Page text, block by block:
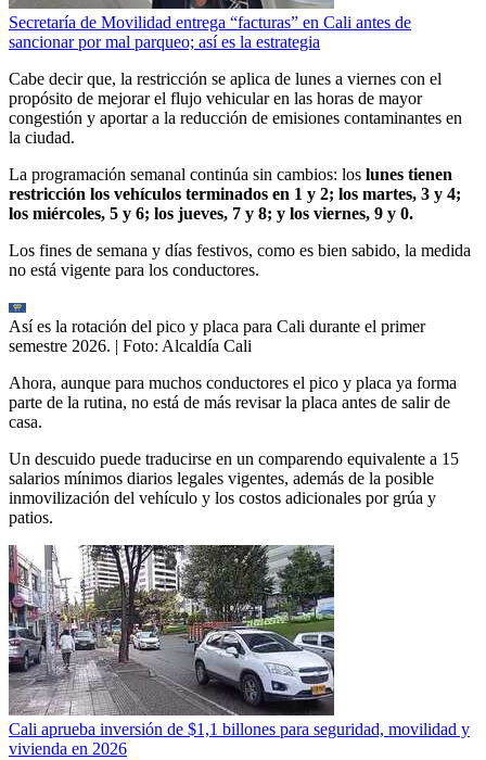
Secretaría de Movilidad entrega “facturas” en Cali antes de
sancionar por mal parqueo; así es la estrategia
Cabe decir que, la restricción se aplica de lunes a viernes con el
propósito de mejorar el flujo vehicular en las horas de mayor
congestión y aportar a la reducción de emisiones contaminantes en
la ciudad.
La programación semanal continúa sin cambios: los lunes tienen
restricción los vehículos terminados en 1 y 2; los martes, 3 y 4;
los miércoles, 5 y 6; los jueves, 7 y 8; y los viernes, 9 y 0.
Los fines de semana y días festivos, como es bien sabido, la medida
no está vigente para los conductores.
Así es la rotación del pico y placa para Cali durante el primer
semestre 2026. | Foto: Alcaldía Cali
Ahora, aunque para muchos conductores el pico y placa ya forma
parte de la rutina, no está de más revisar la placa antes de salir de
casa.
Un descuido puede traducirse en un comparendo equivalente a 15
salarios mínimos diarios legales vigentes, además de la posible
inmovilización del vehículo y los costos adicionales por grúa y
patios.
Cali aprueba inversión de $1,1 billones para seguridad, movilidad y
vivienda en 2026